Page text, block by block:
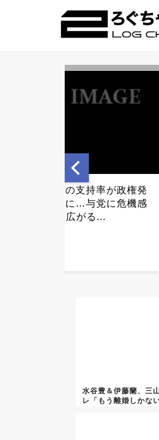
ディズニーの袋のスペース
マウンテン、消え
る・・・・・...
水谷豊＆伊藤蘭、三
レ「もう離婚しかな